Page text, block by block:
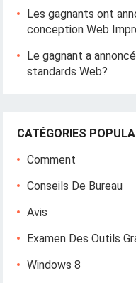
Les gagnants ont
conception Web
Le gagnant a
standards Web?
CATÉGORIES
Comment
Conseils De Bureau
Avis
Examen Des Outils
Windows 8